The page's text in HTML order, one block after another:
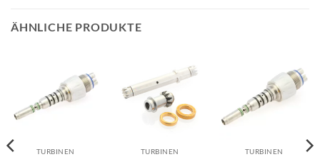
ÄHNLICHE PRODUKTE
TURBINEN TURBINEN TURBINEN